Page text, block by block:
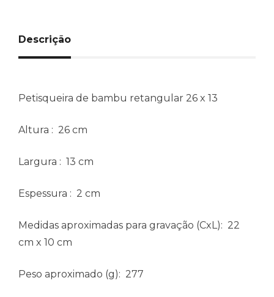
Descrição
Petisqueira de bambu retangular 26 x 13
Altura : 26 cm
Largura : 13 cm
Espessura : 2 cm
Medidas aproximadas para gravação (CxL): 22
cm x 10 cm
Peso aproximado (g): 277